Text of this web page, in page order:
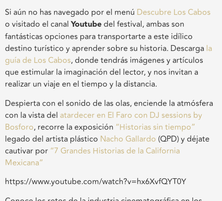
Si aún no has navegado por el menú Descubre Los Cabos
o visitado el canal Youtubedel festival, ambas son
fantásticas opciones para transportarte a este idílico
destino turístico y aprender sobre su historia. Descarga la
guía de Los Cabos, donde tendrás imágenes y artículos
que estimular la imaginación del lector, y nos invitan a
realizar un viaje en el tiempo y la distancia.
Despierta con el sonido de las olas, enciende la atmósfera
con la vista del atardecer en El Faro con DJ sessions by
Bosforo, recorre la exposición “Historias sin tiempo”
legado del artista plástico Nacho Gallardo (QPD) y déjate
cautivar por “7 Grandes Historias de la California
Mexicana”
https://www.youtube.com/watch?v=hx6XvfQYT0Y